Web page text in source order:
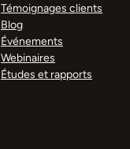
Témoignages clients
Blog
Événements
Webinaires
Études et rapports